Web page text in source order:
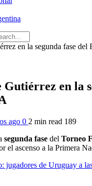
en la
ago 0 2 min read 189
segunda fase del Torneo
el ascenso a la Primera
jugadores de Uruguay a